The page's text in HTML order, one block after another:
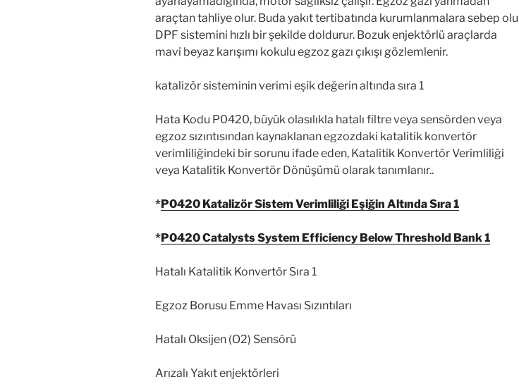
Oksijen sensörleri gibi, MAF sensörü de motora giren hava miktarını
ölçer ve uygun hava-yakıt karışımının sağlanmasına yardımcı olur.
Arızalı bir MAF sensörü, motorunuzun teklemesine, sonuçta zayıf yakıt
ekonomisine, performansa ve motorunuzda potansiyel olarak daha
Egr Valfi : Egr valfi, egzoz gazını tekrar kullanmayı ve emisyon oranını
durumlarda ise araçta egzoz gazı yanmadan atmosfere atılır. Yakıt
tertibatına zarar verir.Siyah duman kötü egzoz kokusu ve turbo
enjektör dpf gibi sistemlerin çalışmasına engel olur.
Enjektörler: Enjektörler , motora giden yakıt miktarını
araçtan tahliye olur. Buda yakıt tertibatında kurumlanmalara sebep olur.
mavi beyaz karışımı kokulu egzoz gazı çıkışı gözlemlenir.
katalizör sisteminin verimi eşik değerin altında sıra 1
Hata Kodu P0420, büyük olasılıkla hatalı filtre veya sensörden veya
verimliliğindeki bir sorunu ifade eden, Katalitik Konvertör Verimliliği